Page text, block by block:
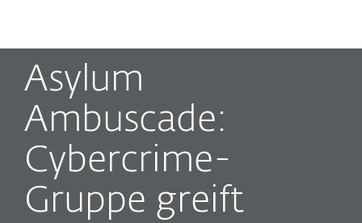
Asylum
Ambuscade:
Cybercrime-
Gruppe greift